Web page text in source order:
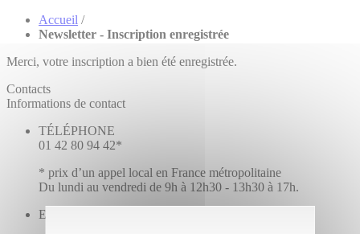
Accueil /
Newsletter - Inscription enregistrée
Merci, votre inscription a bien été enregistrée.
Contacts
Informations de contact
TÉLÉPHONE
01 42 80 94 42*
* prix d’un appel local en France métropolitaine
Du lundi au vendredi de 9h à 12h30 - 13h30 à 17h.
En utilisant le formulaire